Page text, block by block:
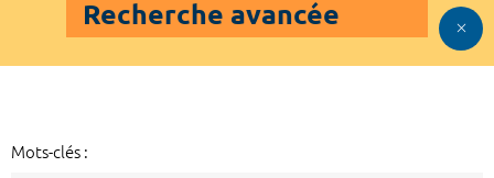
Recherche avancée
Mots-clés :